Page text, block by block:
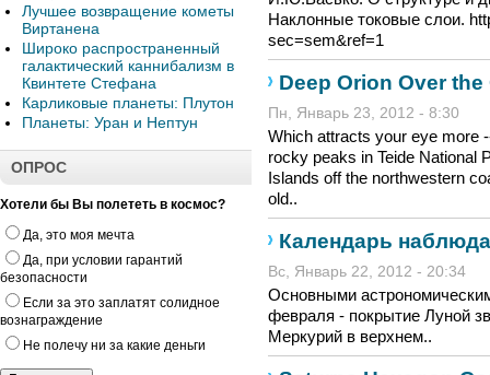
Лучшее возвращение кометы
Виртанена
Широко распространенный
галактический каннибализм в
Квинтете Стефана
Карликовые планеты: Плутон
Планеты: Уран и Нептун
ОПРОС
Хотели бы Вы полететь в космос?
Да, это моя мечта
Да, при условии гарантий
безопасности
Если за это заплатят солидное
вознаграждение
Не полечу ни за какие деньги
Наклонные токовые слои.
sec=sem&ref=1
Deep Orion Over
Пн, Январь 23, 2012 - 8:30
Which attracts your eye more
rocky peaks in Teide National
Islands off the northwestern
old..
Календарь
Вс, Январь 22, 2012 - 20:34
Основными
февраля - покрытие Луной
Меркурий в верхнем..